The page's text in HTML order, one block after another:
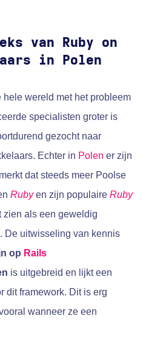
van Ruby on
in Polen
wereld met het probleem
specialisten groter is
gezocht naar
Echter in Polen er zijn
dat steeds meer Poolse
Rubyen zijn populaire Ruby
zien als een geweldig
De uitwisseling van kennis
op Rails
is uitgebreid en lijkt een
dit framework. Dit is erg
wanneer ze een